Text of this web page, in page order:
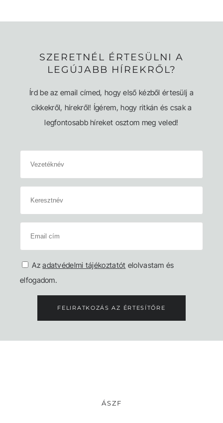
SZERETNÉL ÉRTESÜLNI A
LEGÚJABB HÍREKRŐL?
Írd be az email címed, hogy első kézből értesülj a
cikkekről, hírekről! Ígérem, hogy ritkán és csak a
legfontosabb híreket osztom meg veled!
Azadatvédelmi tájékoztatót elolvastam és
elfogadom.
FELIRATKOZÁS AZ ÉRTESÍTŐRE
ÁSZF